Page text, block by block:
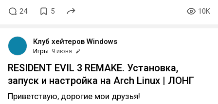
24 5 10K
Клуб хейтеров Windows
Игры 9 июня
RESIDENT EVIL 3 REMAKE. Установка,
запуск и настройка на Arch Linux | ЛОНГ
Приветствую, дорогие мои друзья!